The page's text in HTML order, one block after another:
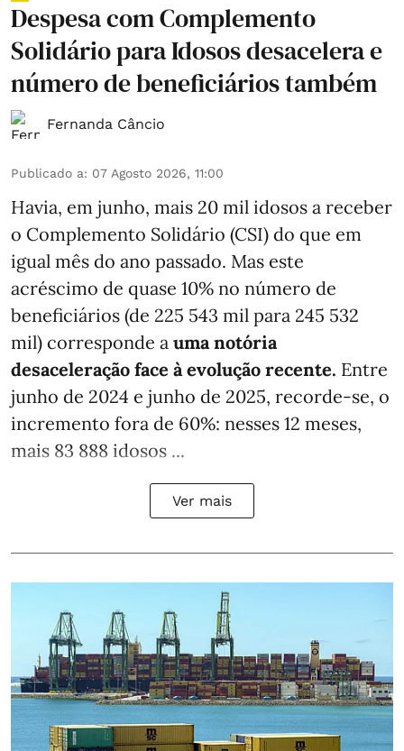
Despesa com Complemento
Solidário para Idosos desacelera e
número de beneficiários também
Fernanda Câncio
Publicado a: 07 Agosto 2026, 11:00
Havia, em junho, mais 20 mil idosos a receber
o Complemento Solidário (CSI) do que em
igual mês do ano passado. Mas este
acréscimo de quase 10% no número de
beneficiários (de 225 543 mil para 245 532
mil) corresponde a uma notória
desaceleração face à evolução recente. Entre
junho de 2024 e junho de 2025, recorde-se, o
incremento fora de 60%: nesses 12 meses,
mais 83 888 idosos ...
Ver mais